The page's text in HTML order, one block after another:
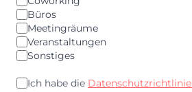
Büros
Meetingräume
Veranstaltungen
Sonstiges
Ich habe die Datenschutzrichtlinie